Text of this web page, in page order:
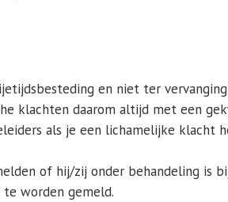
en niet ter
klachten daarom altijd met een
als je een lichamelijke klacht
of hij/zij onder behandeling is
te worden gemeld.